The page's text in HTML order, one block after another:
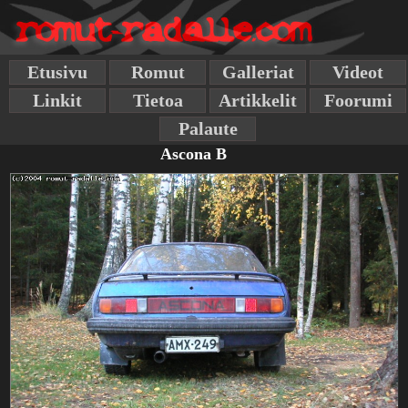
Etusivu Romut Galleriat
Videot
Linkit
Tietoa Artikkelit
Foorumi
Palaute
Ascona B